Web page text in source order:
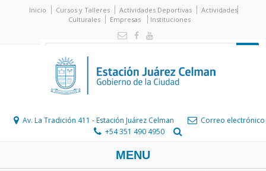
Inicio Cursos y Talleres Actividades Deportivas
Actividades
Culturales
Empresas Instituciones
Av. La Tradición 411 - Estación Juárez Celman
Correo electrónico
+54 351 490 4950
MENU